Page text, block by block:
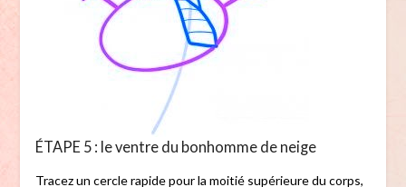
ÉTAPE 5 : le ventre du bonhomme de neige
Tracez un cercle rapide pour la moitié supérieure du corps,